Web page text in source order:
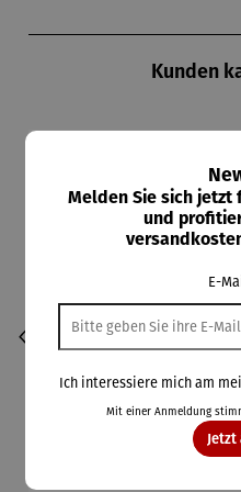
Kunden
Melden Sie sich jetzt
und
E-
Ich interessiere mich am
Mit einer Anmeldung
Jetzt